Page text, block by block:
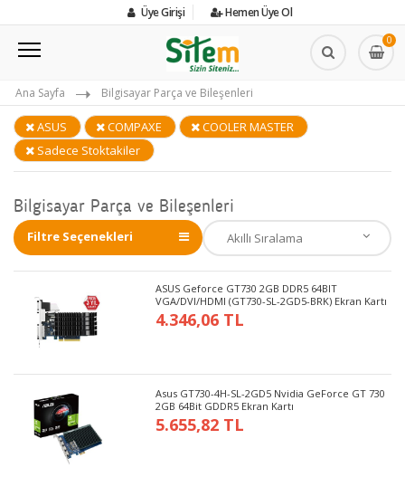
Üye Girişi Hemen Üye Ol
0
Ana Sayfa Bilgisayar Parça ve Bileşenleri
ASUS COMPAXE
COOLER MASTER
Sadece Stoktakiler
Bilgisayar Parça ve Bileşenleri
Filtre Seçenekleri
ASUS Geforce GT730 2GB DDR5 64BIT
VGA/DVI/HDMI (GT730-SL-2GD5-BRK) Ekran Kartı
4.346,06 TL
Asus GT730-4H-SL-2GD5 Nvidia GeForce GT 730
2GB 64Bit GDDR5 Ekran Kartı
5.655,82 TL